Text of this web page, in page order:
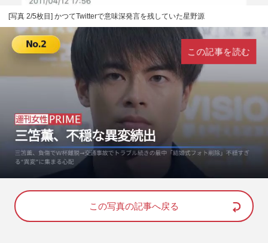
[写真 2/5枚目] かつてTwitterで意味深発言を残していた星野源
n
u
o
d
d
:
8
この記事を読む
この写真の記事へ戻る